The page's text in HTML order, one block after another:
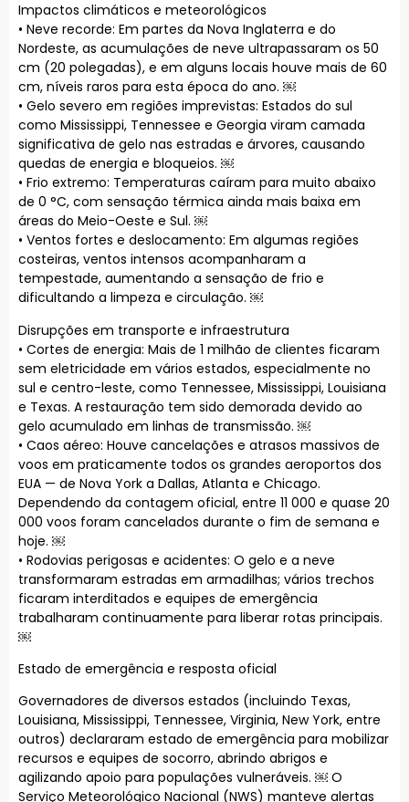
Impactos climáticos e meteorológicos
• Neve recorde: Em partes da Nova Inglaterra e do
Nordeste, as acumulações de neve ultrapassaram os 50
cm (20 polegadas), e em alguns locais houve mais de 60
cm, níveis raros para esta época do ano. ￼
• Gelo severo em regiões imprevistas: Estados do sul
como Mississippi, Tennessee e Georgia viram camada
significativa de gelo nas estradas e árvores, causando
quedas de energia e bloqueios. ￼
• Frio extremo: Temperaturas caíram para muito abaixo
de 0 °C, com sensação térmica ainda mais baixa em
áreas do Meio-Oeste e Sul. ￼
• Ventos fortes e deslocamento: Em algumas regiões
costeiras, ventos intensos acompanharam a
tempestade, aumentando a sensação de frio e
dificultando a limpeza e circulação. ￼
Disrupções em transporte e infraestrutura
• Cortes de energia: Mais de 1 milhão de clientes ficaram
sem eletricidade em vários estados, especialmente no
sul e centro-leste, como Tennessee, Mississippi, Louisiana
e Texas. A restauração tem sido demorada devido ao
gelo acumulado em linhas de transmissão. ￼
• Caos aéreo: Houve cancelações e atrasos massivos de
voos em praticamente todos os grandes aeroportos dos
EUA — de Nova York a Dallas, Atlanta e Chicago.
Dependendo da contagem oficial, entre 11 000 e quase 20
000 voos foram cancelados durante o fim de semana e
hoje. ￼
• Rodovias perigosas e acidentes: O gelo e a neve
transformaram estradas em armadilhas; vários trechos
ficaram interditados e equipes de emergência
trabalharam continuamente para liberar rotas principais.
￼
Estado de emergência e resposta oficial
Governadores de diversos estados (incluindo Texas,
Louisiana, Mississippi, Tennessee, Virginia, New York, entre
outros) declararam estado de emergência para mobilizar
recursos e equipes de socorro, abrindo abrigos e
agilizando apoio para populações vulneráveis. ￼ O
Serviço Meteorológico Nacional (NWS) manteve alertas